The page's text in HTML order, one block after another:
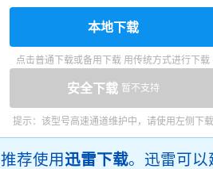
本地下载
点击普通下载或备用下载 用传统方式进行下载
安全下载 暂不支持
提示：该型号高速通道维护中，请使用左侧下载
推荐使用迅雷下载。迅雷可